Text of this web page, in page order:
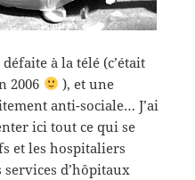
à la télé (c’était
2006
), et une
anti-sociale… J’ai
ici tout ce qui se
et les hospitaliers
services d’hôpitaux